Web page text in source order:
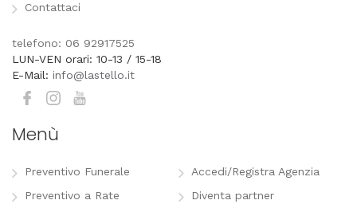
Contattaci
telefono: 06 92917525
LUN-VEN orari: 10-13 / 15-18
E-Mail: info@lastello.it
Menù
Preventivo Funerale
Preventivo a Rate
Accedi/Registra Agenzia
Diventa partner